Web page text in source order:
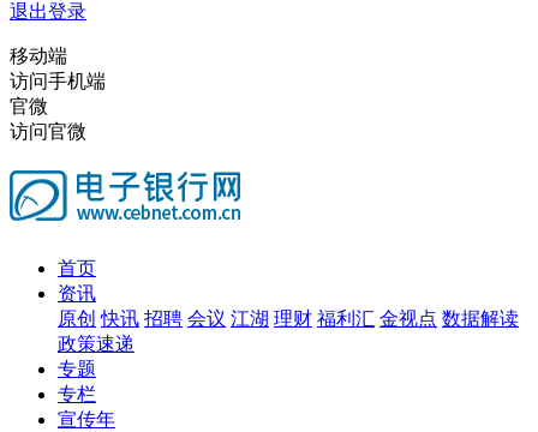
退出登录
移动端
访问手机端
官微
访问官微
首页
资讯
原创 快讯 招聘 会议 江湖 理财 福利汇 金视点 数据解读
政策速递
专题
专栏
宣传年